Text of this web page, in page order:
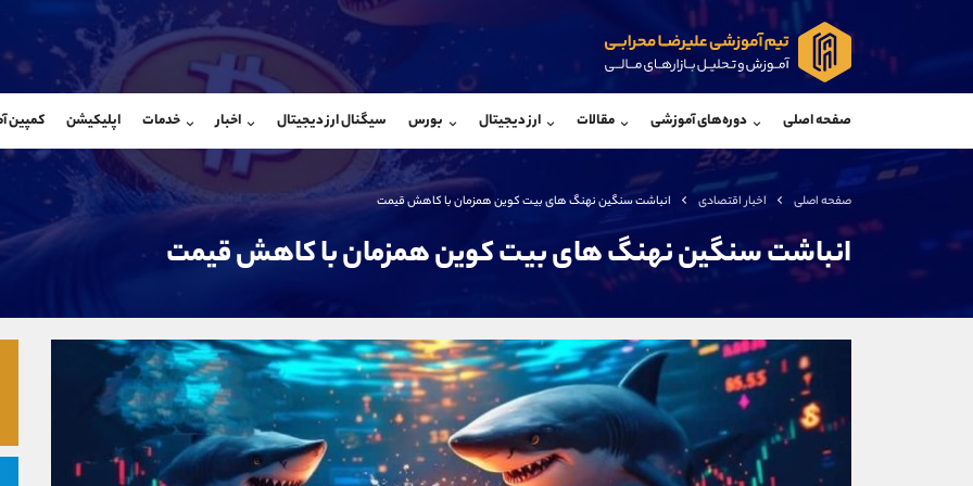
صفحه اصلی دوره‌های آموزشی مقالات ارز دیجیتال بورس سیگنال ارز دیجیتال اخبار خدمات اپلیکیشن کمپین
صفحه اصلی اخبار اقتصادی انباشت سنگین نهنگ های بیت کوین همزمان با کاهش قیمت
انباشت سنگین نهنگ های بیت کوین همزمان با کاهش قیمت
@Armteam_admin_33
شروع گفتگو
@Armteam_admin_104
واتساپ شروع
داخلی
اطلاعات تماس (دفتر فروش)
تلفن
بدون پیش شماره
اینستاگرام
کانال تلگرام
کانال بله